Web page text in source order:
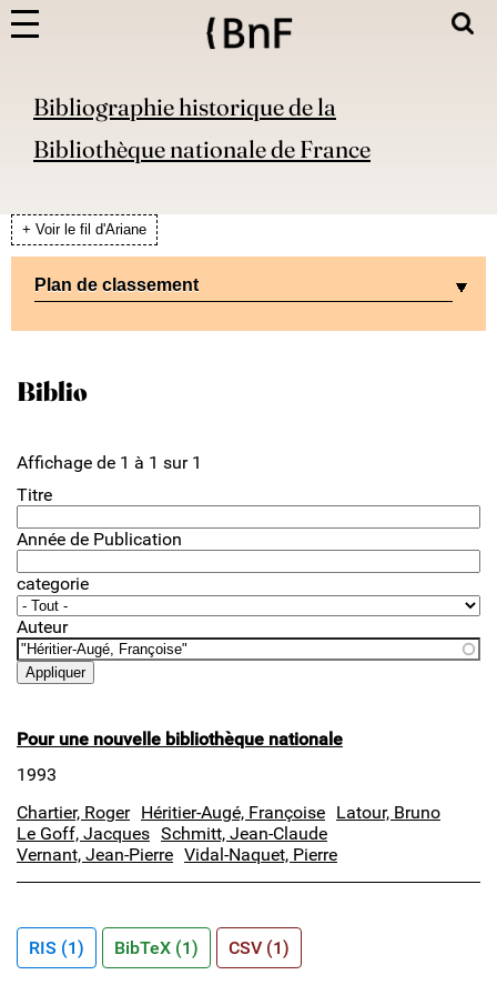
Bibliographie historique de la
Bibliothèque nationale de France
+ Voir le fil d'Ariane
Plan de classement
Biblio
Affichage de 1 à 1 sur 1
Titre
Année de Publication
categorie
Auteur
Pour une nouvelle bibliothèque nationale
1993
Chartier, Roger Héritier-Augé, Françoise Latour, Bruno
Le Goff, Jacques Schmitt, Jean-Claude
Vernant, Jean-Pierre Vidal-Naquet, Pierre
RIS (1) BibTeX (1) CSV (1)